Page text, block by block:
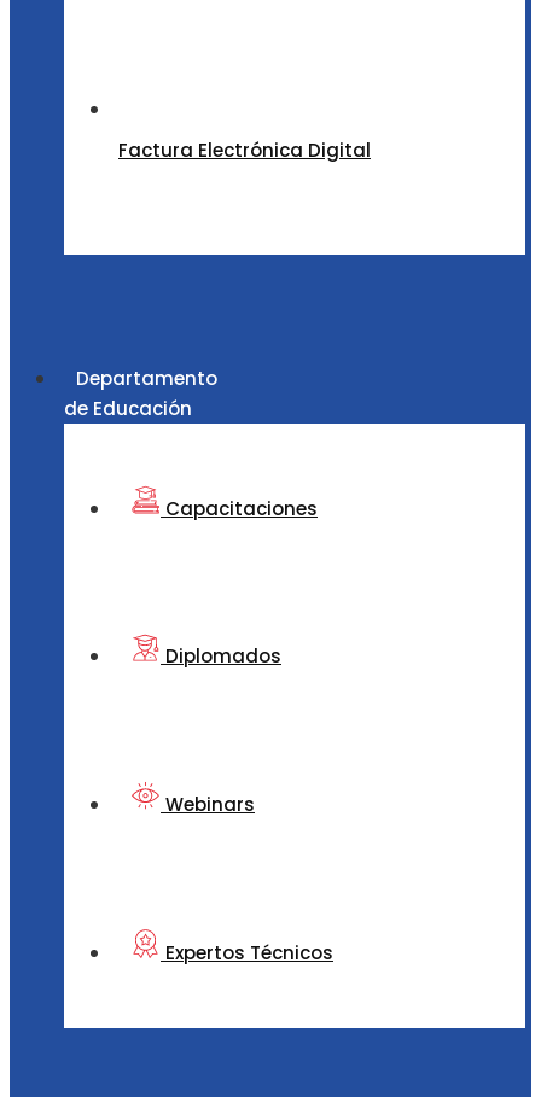
Factura Electrónica Digital
Departamento
de Educación
Capacitaciones
Diplomados
Webinars
Expertos Técnicos